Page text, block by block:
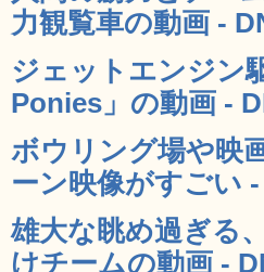
力観覧車の動画 -
ジェットエンジン
Ponies」の動画 -
ボウリング場や映
ーン映像がすごい
雄大な眺め過ぎる
けチームの動画 -